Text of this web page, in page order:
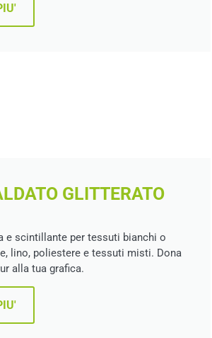
GLITTERATO
e scintillante per tessuti bianchi o
lino, poliestere e tessuti misti. Dona
alla tua grafica.